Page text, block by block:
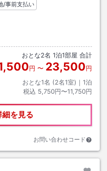
/事前支払い
おとな2名 1泊1部屋 合計
円 〜 23,500円
おとな1名 (2名1室)｜ 1泊
税込 5,750円〜11,750円
細を見る
お問い合わせコード